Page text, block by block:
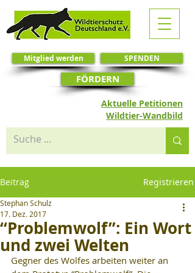
SPENDEN
Mitglied werden
Aktuelle Petitionen
FÖRDERN
Wildtier-Wandbild
Beitrag Registrieren
“Problemwolf”: Ein Wort
und zwei Welten
Stephan Schulz
17. Dez. 2017
Gegner des Wolfes arbeiten weiter an